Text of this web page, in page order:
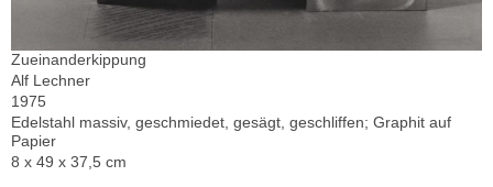
Zueinanderkippung
Alf Lechner
1975
Edelstahl massiv, geschmiedet, gesägt, geschliffen; Graphit auf
Papier
8 x 49 x 37,5 cm